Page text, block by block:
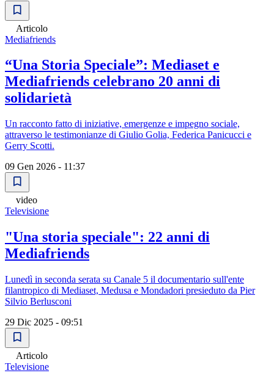
Articolo
Mediafriends
“Una Storia Speciale”: Mediaset e
Mediafriends celebrano 20 anni di
solidarietà
Un racconto fatto di iniziative, emergenze e impegno sociale,
attraverso le testimonianze di Giulio Golia, Federica Panicucci e
Gerry Scotti.
09 Gen 2026 - 11:37
video
Televisione
"Una storia speciale": 22 anni di
Mediafriends
Lunedì in seconda serata su Canale 5 il documentario sull'ente
filantropico di Mediaset, Medusa e Mondadori presieduto da Pier
Silvio Berlusconi
29 Dic 2025 - 09:51
Articolo
Televisione